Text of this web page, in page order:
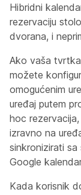
Hibridni
rezervaciju
dvorana, i
Ako vaša
možete
omogućenim
uređaj putem
hoc
izravno na
sinkronizirati
Google
Kada korisnik